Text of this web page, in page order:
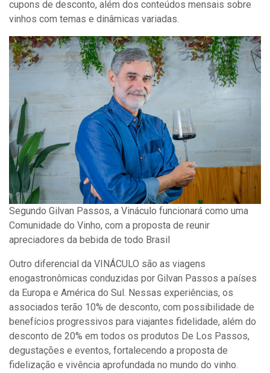
cupons de desconto, além dos conteúdos mensais sobre
vinhos com temas e dinâmicas variadas.
Segundo Gilvan Passos, a Vináculo funcionará como uma
Comunidade do Vinho, com a proposta de reunir
apreciadores da bebida de todo Brasil
Outro diferencial da VINÁCULO são as viagens
enogastronômicas conduzidas por Gilvan Passos a países
da Europa e América do Sul. Nessas experiências, os
associados terão 10% de desconto, com possibilidade de
benefícios progressivos para viajantes fidelidade, além do
desconto de 20% em todos os produtos De Los Passos,
degustações e eventos, fortalecendo a proposta de
fidelização e vivência aprofundada no mundo do vinho.